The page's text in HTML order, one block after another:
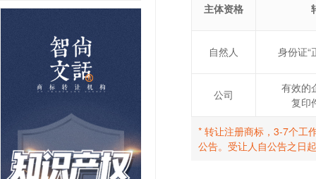
主体资格
自然人 身份证“
公司
有效的
复印
* 转让注册商标，3-7个工
公告。受让人自公告之日